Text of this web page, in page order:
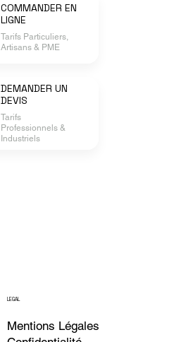
COMMANDER EN
LIGNE
Tarifs Particuliers,
Artisans & PME
DEMANDER UN
DEVIS
Tarifs
Professionnels &
Industriels
LEGAL
Mentions Légales